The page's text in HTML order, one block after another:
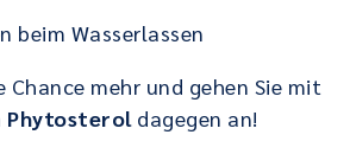
beim Wasserlassen
mehr und gehen Sie mit
Phytosteroldagegen an!